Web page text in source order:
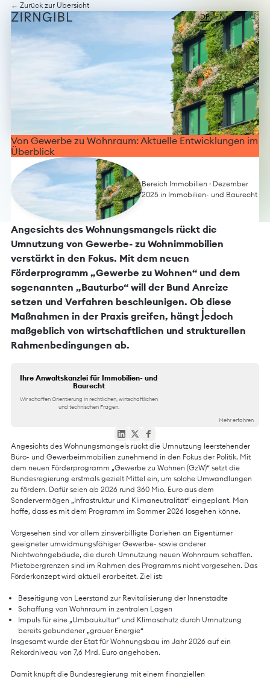
Zum
Inhalt
Diese
Website
Zirngibl,
eine
Mokorana
technisch
umgesetzt
Fokus
durchdachtes
Design,
Webtechnologien
und
barrierefreien
DE EN
← Zurück zur Übersicht
Von Gewerbe zu Wohnraum: Aktuelle Entwicklungen im
Überblick
Bereich Immobilien · Dezember
2025 in Immobilien- und Baurecht
Angesichts des Wohnungsmangels rückt die
Umnutzung von Gewerbe- zu Wohnimmobilien
verstärkt in den Fokus. Mit dem neuen
Förderprogramm „Gewerbe zu Wohnen“ und dem
sogenannten „Bauturbo“ will der Bund Anreize
setzen und Verfahren beschleunigen. Ob diese
Maßnahmen in der Praxis greifen, hängt jedoch
maßgeblich von wirtschaftlichen und strukturellen
Rahmenbedingungen ab.
Ihre Anwaltskanzlei für Immobilien- und
Baurecht
Wir schaffen Orientierung in rechtlichen, wirtschaftlichen
und technischen Fragen.
Mehr erfahren
Angesichts des Wohnungsmangels rückt die Umnutzung leerstehender
Büro- und Gewerbeimmobilien zunehmend in den Fokus der Politik. Mit
dem neuen Förderprogramm „Gewerbe zu Wohnen (GzW)“ setzt die
Bundesregierung erstmals gezielt Mittel ein, um solche Umwandlungen
zu fördern. Dafür seien ab 2026 rund 360 Mio. Euro aus dem
Sondervermögen „Infrastruktur und Klimaneutralität“ eingeplant. Man
hoffe, dass es mit dem Programm im Sommer 2026 losgehen könne.
Vorgesehen sind vor allem zinsverbilligte Darlehen an Eigentümer
geeigneter umwidmungsfähiger Gewerbe- sowie anderer
Nichtwohngebäude, die durch Umnutzung neuen Wohnraum schaffen.
Mietobergrenzen sind im Rahmen des Programms nicht vorgesehen. Das
Förderkonzept wird aktuell erarbeitet. Ziel ist:
Beseitigung von Leerstand zur Revitalisierung der Innenstädte
Schaffung von Wohnraum in zentralen Lagen
Impuls für eine „Umbaukultur“ und Klimaschutz durch Umnutzung
bereits gebundener „grauer Energie“
Insgesamt wurde der Etat für Wohnungsbau im Jahr 2026 auf ein
Rekordniveau von 7,6 Mrd. Euro angehoben.
Damit knüpft die Bundesregierung mit einem finanziellen